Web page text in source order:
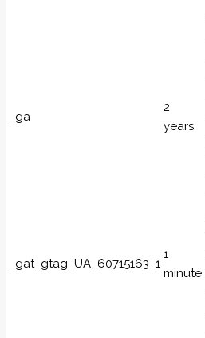
_ga
2
years
_gat_gtag_UA_60715163_1
1
minute